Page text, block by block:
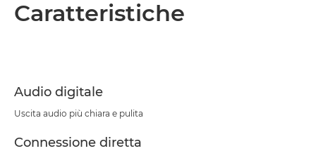
Caratteristiche
Audio digitale
Uscita audio più chiara e pulita
Connessione diretta